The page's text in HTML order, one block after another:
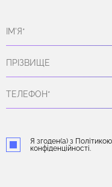
Я згоден(а) з Політикою
конфіденційності.